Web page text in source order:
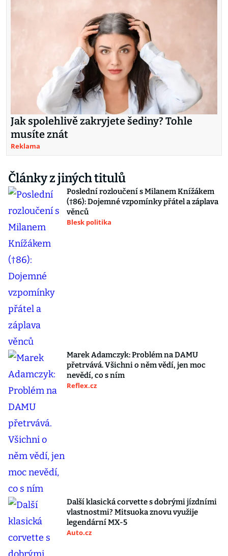
Jak spolehlivě zakryjete šediny? Tohle
musíte znát
Reklama
Články z jiných titulů
Poslední rozloučení s Milanem Knížákem
(†86): Dojemné vzpomínky přátel a záplava
věnců
Blesk politika
Marek Adamczyk: Problém na DAMU
přetrvává. Všichni o něm vědí, jen moc
nevědí, co s ním
Reflex.cz
Další klasická corvette s dobrými jízdními
vlastnostmi? Mitsuoka znovu využije
legendární MX-5
Auto.cz